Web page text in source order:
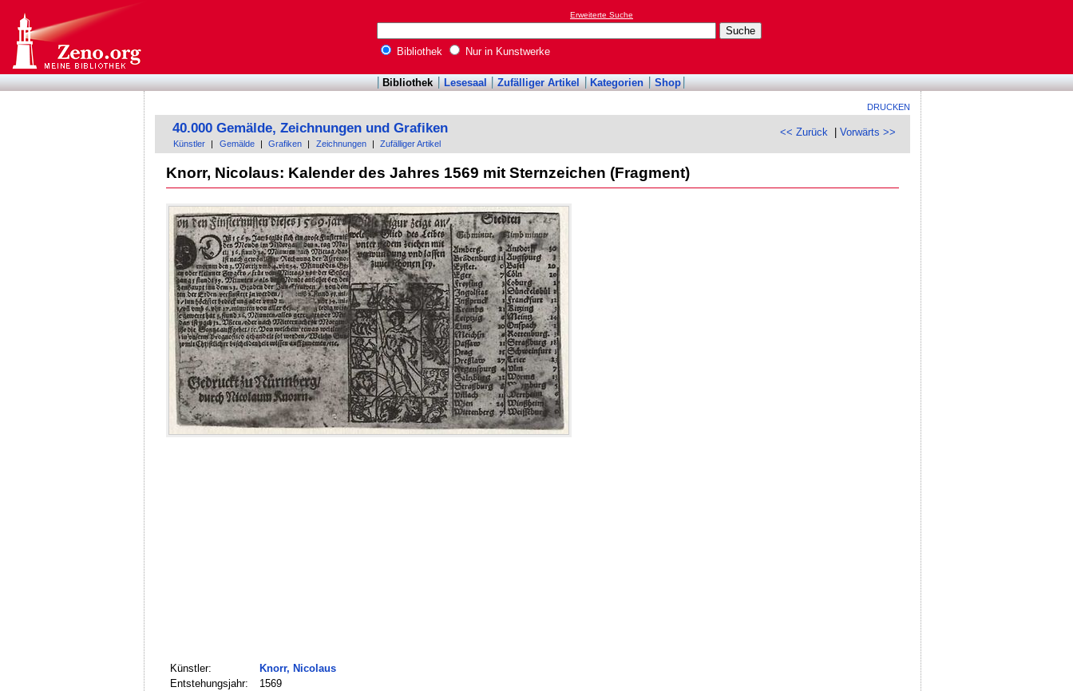
Erweiterte Suche
Bibliothek Nur in Kunstwerke
Bibliothek Lesesaal Zufälliger Artikel Kategorien Shop
DRUCKEN
<< Zurück |Vorwärts >>
40.000 Gemälde, Zeichnungen und Grafiken
Künstler Gemälde Grafiken Zeichnungen Zufälliger Artikel
Knorr, Nicolaus: Kalender des Jahres 1569 mit Sternzeichen (Fragment)
Künstler:
Knorr, Nicolaus
Entstehungsjahr:
1569